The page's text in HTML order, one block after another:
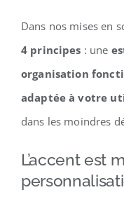
Dans nos mises en
4 principes : une
organisation
adaptée à votre
dans les moindres
L’accent est